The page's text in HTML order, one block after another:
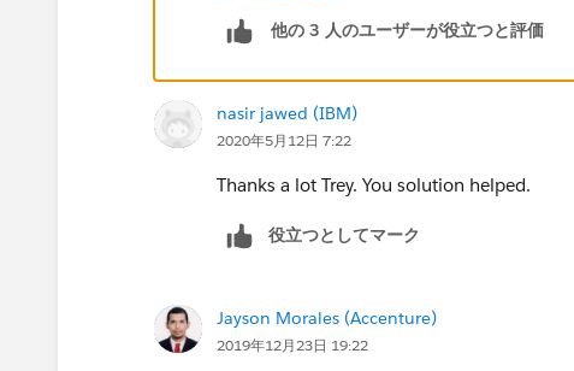
他の 3 人のユーザーが役立つと評価
nasir jawed (IBM)
2020年5月12日 7:22
Thanks a lot Trey. You solution helped.
役立つとしてマーク
Jayson Morales (Accenture)
2019年12月23日 19:22